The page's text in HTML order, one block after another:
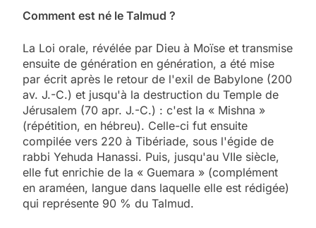
Comment est né le Talmud ?
La Loi orale, révélée par Dieu à Moïse et transmise
ensuite de génération en génération, a été mise
par écrit après le retour de l'exil de Babylone (200
av. J.-C.) et jusqu'à la destruction du Temple de
Jérusalem (70 apr. J.-C.) : c'est la « Mishna »
(répétition, en hébreu). Celle-ci fut ensuite
compilée vers 220 à Tibériade, sous l'égide de
rabbi Yehuda Hanassi. Puis, jusqu'au VIIe siècle,
elle fut enrichie de la « Guemara » (complément
en araméen, langue dans laquelle elle est rédigée)
qui représente 90 % du Talmud.